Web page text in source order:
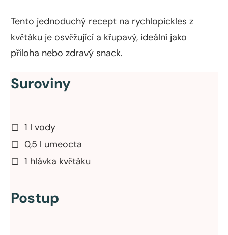
Tento jednoduchý recept na rychlopickles z
květáku je osvěžující a křupavý, ideální jako
příloha nebo zdravý snack.
Suroviny
1 l vody
0,5 l umeocta
1 hlávka květáku
Postup